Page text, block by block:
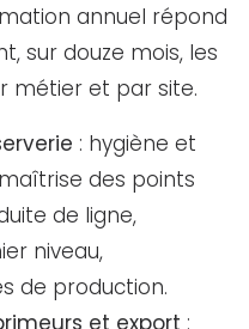
annuel répond
sur douze mois, les
métier et par site.
: hygiène et
des points
de ligne,
niveau,
de production.
et export :